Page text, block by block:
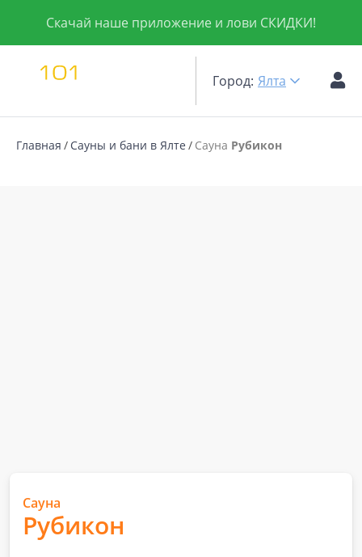
Скачай наше приложение и лови СКИДКИ!
Город: Ялта
Главная Сауны и бани в Ялте Сауна Рубикон
Сауна
Рубикон